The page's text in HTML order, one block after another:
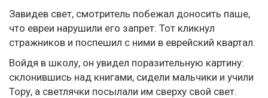
Завидев свет, смотритель побежал доносить паше,
что евреи нарушили его запрет. Тот кликнул
стражников и поспешил с ними в еврейский квартал.
Войдя в школу, он увидел поразительную картину:
склонившись над книгами, сидели мальчики и учили
Тору, а светлячки посылали им сверху свой свет.